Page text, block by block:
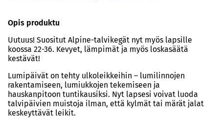
Opis produktu
Uutuus! Suositut Alpine-talvikegät nyt myös lapsille
koossa 22-36. Kevyet, lämpimät ja myös loskasäätä
kestävät!
Lumipäivät on tehty ulkoleikkeihin – lumilinnojen
rakentamiseen, lumiukkojen tekemiseen ja
hauskanpitoon tuntikausiksi. Nyt lapsesi voivat luoda
talvipäivien muistoja ilman, että kylmät tai märät jalat
keskeyttävät leikit.